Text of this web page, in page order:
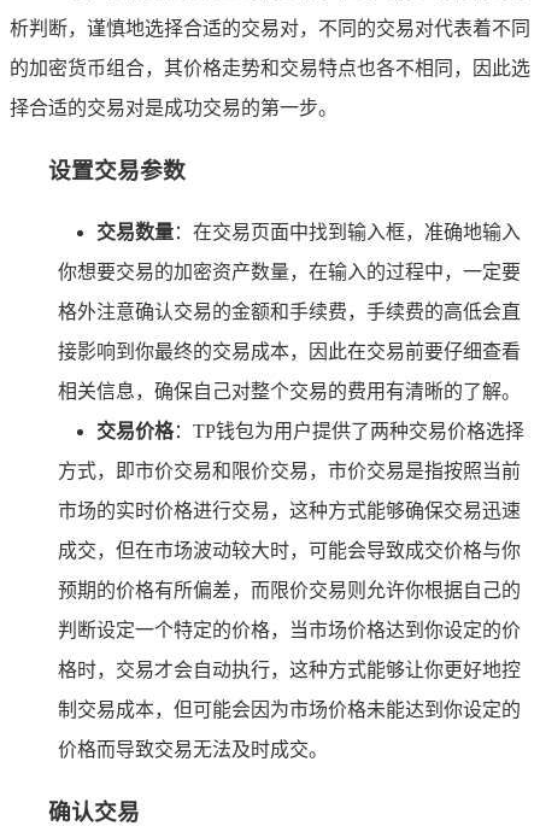
析判断，谨慎地选择合适的交易对，不同的交易对代表着不同
的加密货币组合，其价格走势和交易特点也各不相同，因此选
择合适的交易对是成功交易的第一步。
设置交易参数
交易数量：在交易页面中找到输入框，准确地输入
你想要交易的加密资产数量，在输入的过程中，一定要
格外注意确认交易的金额和手续费，手续费的高低会直
接影响到你最终的交易成本，因此在交易前要仔细查看
相关信息，确保自己对整个交易的费用有清晰的了解。
交易价格：TP钱包为用户提供了两种交易价格选择
方式，即市价交易和限价交易，市价交易是指按照当前
市场的实时价格进行交易，这种方式能够确保交易迅速
成交，但在市场波动较大时，可能会导致成交价格与你
预期的价格有所偏差，而限价交易则允许你根据自己的
判断设定一个特定的价格，当市场价格达到你设定的价
格时，交易才会自动执行，这种方式能够让你更好地控
制交易成本，但可能会因为市场价格未能达到你设定的
价格而导致交易无法及时成交。
确认交易